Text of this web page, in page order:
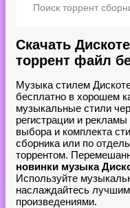
Скачать
торрент файл
Музыка стилем
бесплатно в хорошем
музыкальные стили
регистрации и
выбора и комплекта
сборника или по
торрентом.
новинки музыка
Используйте
наслаждайтесь
произведениями.